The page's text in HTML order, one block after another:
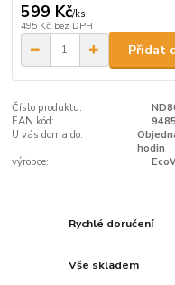
599 Kč/ks
495 Kč bez DPH
Přidat
Číslo produktu:
EAN kód:
U vás doma do:
hodin
výrobce:
Rychlé doručení
Vše skladem